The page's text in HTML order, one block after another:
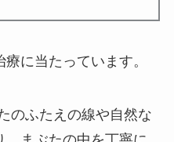
に当たっています。
のふたえの線や自然な